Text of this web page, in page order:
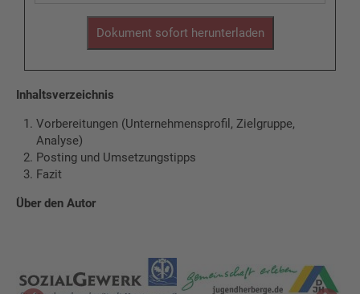
Inhaltsverzeichnis
Vorbereitungen (Unternehmensprofil, Zielgruppe,
Analyse)
Posting und Umsetzungstipps
Fazit
Über den Autor